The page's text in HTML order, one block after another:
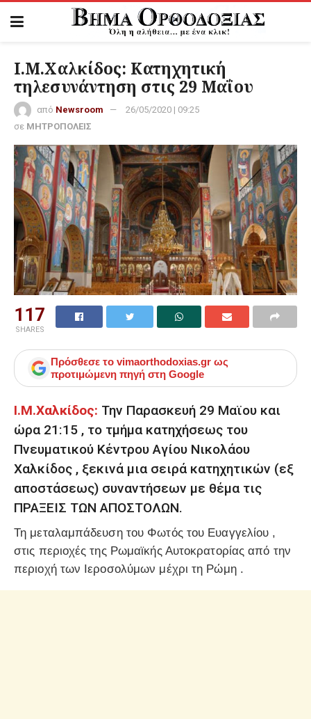
Ι.Μ.Χαλκίδος: Κατηχητική
τηλεσυνάντηση στις 29 Μαΐου
από Newsroom
26/05/2020 | 09:25
σε ΜΗΤΡΟΠΟΛΕΙΣ
117
SHARES
Πρόσθεσε το vimaorthodoxias.gr ως
προτιμώμενη πηγή στη Google
Ι.Μ.Χαλκίδος: Την Παρασκευή 29 Μαϊου και
ώρα 21:15 , το τμήμα κατηχήσεως του
Πνευματικού Κέντρου Αγίου Νικολάου
Χαλκίδος , ξεκινά μια σειρά κατηχητικών (εξ
αποστάσεως) συναντήσεων με θέμα τις
ΠΡΑΞΕΙΣ ΤΩΝ ΑΠΟΣΤΟΛΩΝ.
Τη μεταλαμπάδευση του Φωτός του Ευαγγελίου ,
στις περιοχές της Ρωμαϊκής Αυτοκρατορίας από την
περιοχή των Ιεροσολύμων μέχρι τη Ρώμη .